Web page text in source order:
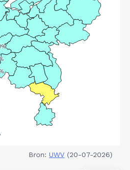
Bron: UWV (20-07-2026)